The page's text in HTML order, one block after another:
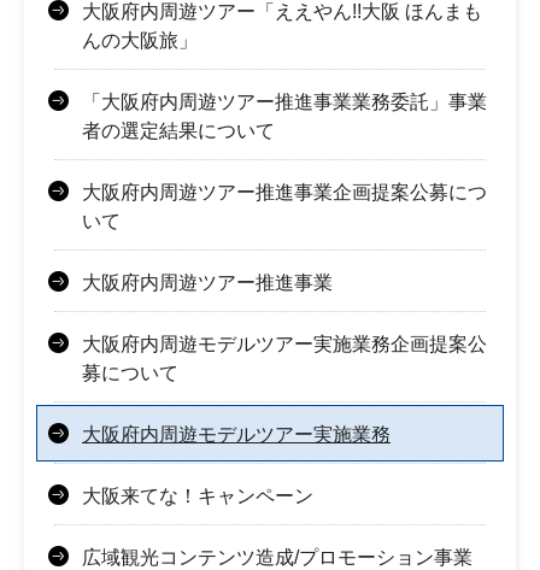
大阪府内周遊ツアー「ええやん!!大阪 ほんまも
んの大阪旅」
「大阪府内周遊ツアー推進事業業務委託」事業
者の選定結果について
大阪府内周遊ツアー推進事業企画提案公募につ
いて
大阪府内周遊ツアー推進事業
大阪府内周遊モデルツアー実施業務企画提案公
募について
大阪府内周遊モデルツアー実施業務
大阪来てな！キャンペーン
広域観光コンテンツ造成/プロモーション事業